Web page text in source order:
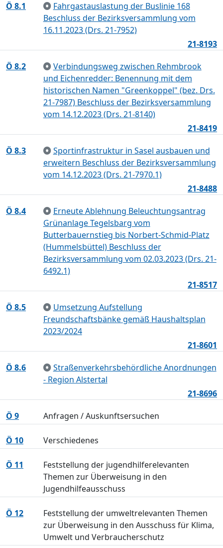
Ö 8.1
Fahrgastauslastung der Buslinie 168
Beschluss der Bezirksversammlung vom
16.11.2023 (Drs. 21-7952)
21-8193
Ö 8.2
Verbindungsweg zwischen Rehmbrook
und Eichenredder: Benennung mit dem
historischen Namen "Greenkoppel" (bez. Drs.
21-7987) Beschluss der Bezirksversammlung
vom 14.12.2023 (Drs. 21-8140)
21-8419
Ö 8.3
Sportinfrastruktur in Sasel ausbauen und
erweitern Beschluss der Bezirksversammlung
vom 14.12.2023 (Drs. 21-7970.1)
21-8488
Ö 8.4
Erneute Ablehnung Beleuchtungsantrag
Grünanlage Tegelsbarg vom
Butterbauernstieg bis Norbert-Schmid-Platz
(Hummelsbüttel) Beschluss der
Bezirksversammlung vom 02.03.2023 (Drs. 21-
6492.1)
21-8517
Ö 8.5
Umsetzung Aufstellung
Freundschaftsbänke gemäß Haushaltsplan
2023/2024
21-8601
Ö 8.6
Straßenverkehrsbehördliche Anordnungen
- Region Alstertal
21-8696
Ö 9 Anfragen / Auskunftsersuchen
Ö 10 Verschiedenes
Ö 11
Feststellung der jugendhilferelevanten
Themen zur Überweisung in den
Jugendhilfeausschuss
Ö 12
Feststellung der umweltrelevanten Themen
zur Überweisung in den Ausschuss für Klima,
Umwelt und Verbraucherschutz